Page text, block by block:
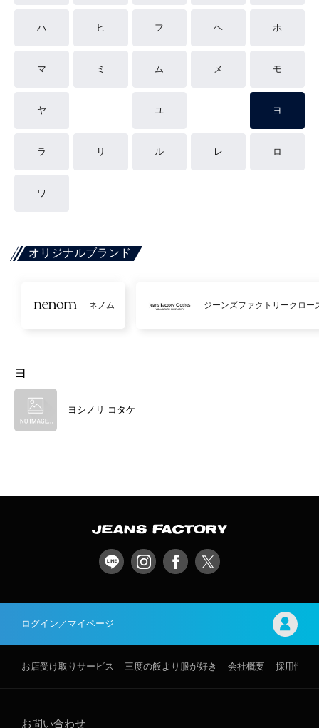
ハ ヒ フ ヘ ホ
マ ミ ム メ モ
ヤ ユ ヨ
ラ リ ル レ ロ
ワ
オリジナルブランド
ネノム ジーンズファクトリークロー
ヨ
ヨシノリ コタケ
ログイン／マイページ
お店受け取りサービス 三度の飯より服が好き 会社概要 採用情報
お問い合わせ